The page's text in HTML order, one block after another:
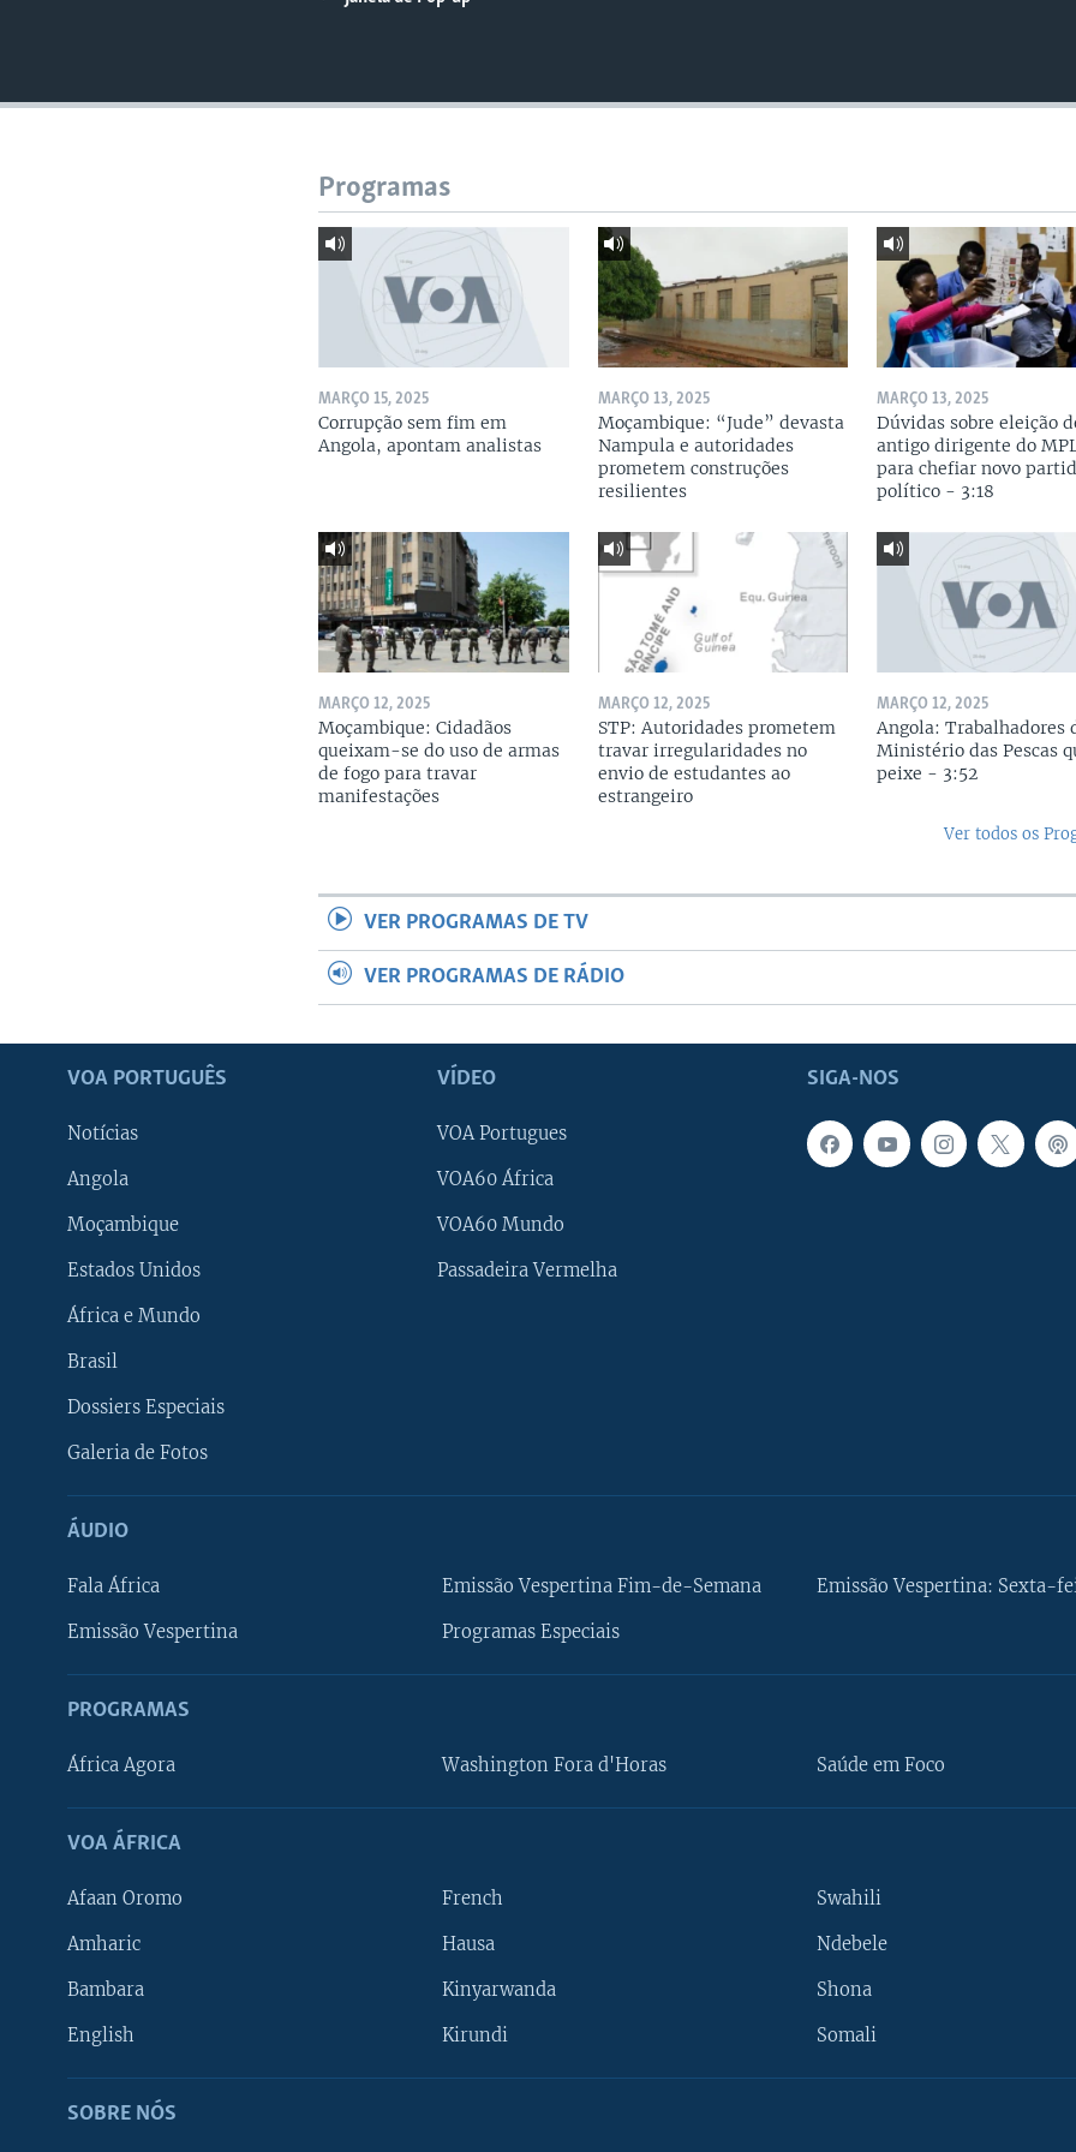
Programas
MARÇO 15, 2025
Corrupção sem fim em
Angola, apontam analistas
MARÇO 13, 2025
Moçambique: “Jude” devasta
Nampula e autoridades
prometem construções
resilientes
MARÇO 13, 2025
Dúvidas sobre eleição
antigo dirigente do
para chefiar novo
político - 3:18
MARÇO 12, 2025
Moçambique: Cidadãos
queixam-se do uso de armas
de fogo para travar
manifestações
MARÇO 12, 2025
STP: Autoridades prometem
travar irregularidades no
envio de estudantes ao
estrangeiro
MARÇO 12, 2025
Angola: Trabalhadores
Ministério das Pescas
peixe - 3:52
Ver todos os
VER PROGRAMAS DE TV
VER PROGRAMAS DE RÁDIO
SIGA-NOS
VOA PORTUGUÊS
Notícias
Angola
Moçambique
Estados Unidos
África e Mundo
Brasil
Dossiers Especiais
Galeria de Fotos
VÍDEO
VOA Portugues
VOA60 África
VOA60 Mundo
Passadeira Vermelha
ÁUDIO
Fala África
Emissão Vespertina
Emissão Vespertina Fim-de-Semana
Programas Especiais
Emissão Vespertina: Sexta-
PROGRAMAS
África Agora Washington Fora d'Horas Saúde em Foco
VOA ÁFRICA
Afaan Oromo
Amharic
Bambara
English
French
Hausa
Kinyarwanda
Kirundi
Swahili
Ndebele
Shona
Somali
SOBRE NÓS